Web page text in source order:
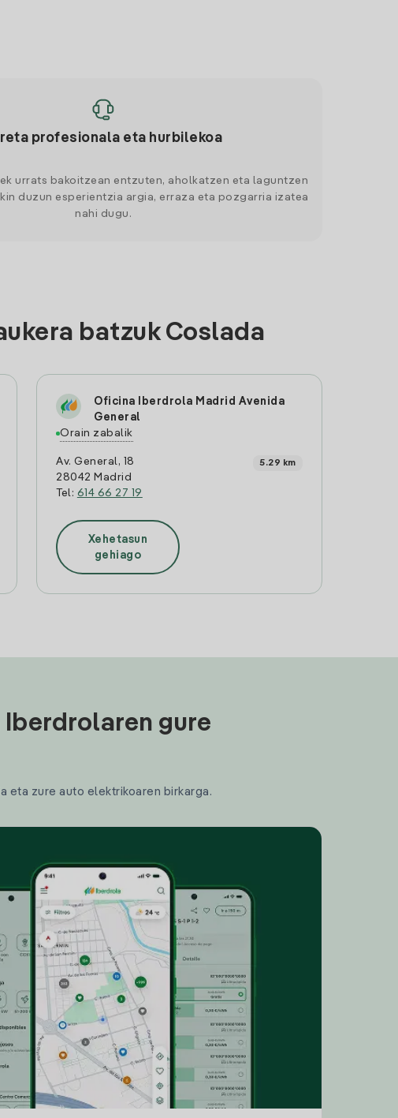
profesionala eta hurbilekoa
urrats bakoitzean entzuten, aholkatzen eta laguntzen
duzun esperientzia argia, erraza eta pozgarria izatea
nahi dugu.
batzuk Coslada
Oficina Iberdrola Madrid Avenida
General
Orain zabalik
Av. General, 18
28042 Madrid
Tel: 614 66 27 19
5.29 km
Xehetasun
gehiago
Iberdrolaren gure
eta zure auto elektrikoaren birkarga.